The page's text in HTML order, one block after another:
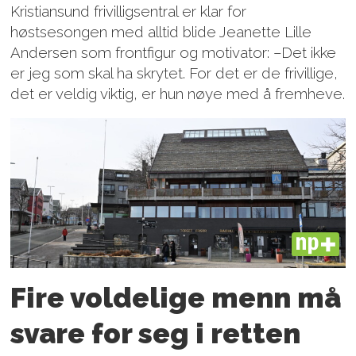
Kristiansund frivilligsentral er klar for
høstsesongen med alltid blide Jeanette Lille
Andersen som frontfigur og motivator: –Det ikke
er jeg som skal ha skrytet. For det er de frivillige,
det er veldig viktig, er hun nøye med å fremheve.
PLUS
Fire voldelige menn må
svare for seg i retten